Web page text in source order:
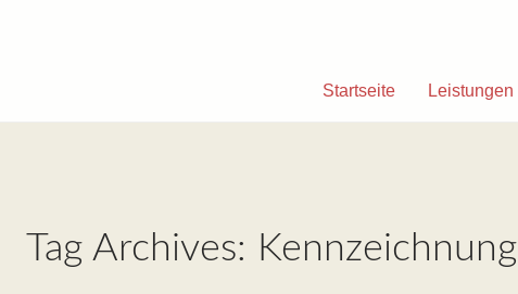
Startseite Leistungen
Tag Archives: Kennzeichnung